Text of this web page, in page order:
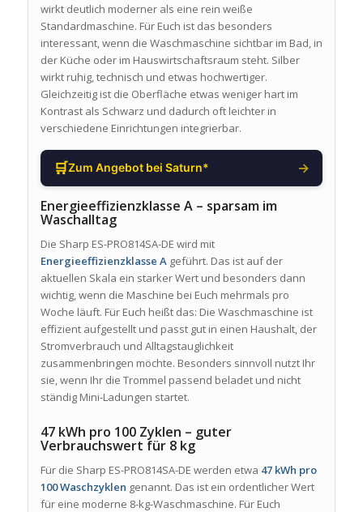
wirkt deutlich moderner als eine rein weiße
Standardmaschine. Für Euch ist das besonders
interessant, wenn die Waschmaschine sichtbar im Bad, in
der Küche oder im Hauswirtschaftsraum steht. Silber
wirkt ruhig, technisch und etwas hochwertiger.
Gleichzeitig ist die Oberfläche etwas weniger hart im
Kontrast als Schwarz und dadurch oft leichter in
verschiedene Einrichtungen integrierbar.
🛒Zum Angebot bei Saturn* →
Energieeffizienzklasse A – sparsam im
Waschalltag
Die Sharp ES-PRO814SA-DE wird mit
Energieeffizienzklasse Ageführt. Das ist auf der
aktuellen Skala ein starker Wert und besonders dann
wichtig, wenn die Maschine bei Euch mehrmals pro
Woche läuft. Für Euch heißt das: Die Waschmaschine ist
effizient aufgestellt und passt gut in einen Haushalt, der
Stromverbrauch und Alltagstauglichkeit
zusammenbringen möchte. Besonders sinnvoll nutzt Ihr
sie, wenn Ihr die Trommel passend beladet und nicht
ständig Mini-Ladungen startet.
47 kWh pro 100 Zyklen – guter
Verbrauchswert für 8 kg
Für die Sharp ES-PRO814SA-DE werden etwa 47 kWh pro
100 Waschzyklen genannt. Das ist ein ordentlicher Wert
für eine moderne 8-kg-Waschmaschine. Für Euch